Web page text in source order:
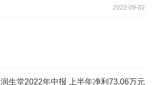
2022-09-02
润生堂2022年中报 上半年净利73.06万元